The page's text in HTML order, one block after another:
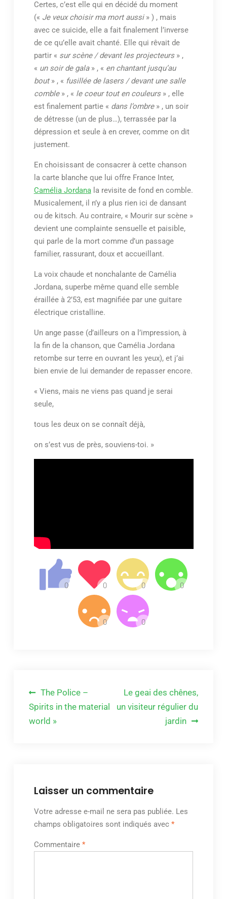
Certes, c’est elle qui en décidé du moment
(« Je veux choisir ma mort aussi» ) , mais
avec ce suicide, elle a fait finalement l’inverse
de ce qu’elle avait chanté. Elle qui rêvait de
partir « sur scène / devant les projecteurs» ,
« un soir de gala» , « en chantant jusqu’au
bout» , « fusillée de lasers / devant une salle
comble» , « le coeur tout en couleurs» , elle
est finalement partie « dans l’ombre» , un soir
de détresse (un de plus…), terrassée par la
dépression et seule à en crever, comme on dit
justement.
En choisissant de consacrer à cette chanson
la carte blanche que lui offre France Inter,
Camélia Jordana la revisite de fond en comble.
Musicalement, il n’y a plus rien ici de dansant
ou de kitsch. Au contraire, « Mourir sur scène »
devient une complainte sensuelle et paisible,
qui parle de la mort comme d’un passage
familier, rassurant, doux et accueillant.
La voix chaude et nonchalante de Camélia
Jordana, superbe même quand elle semble
éraillée à 2’53, est magnifiée par une guitare
électrique cristalline.
Un ange passe (d’ailleurs on a l’impression, à
la fin de la chanson, que Camélia Jordana
retombe sur terre en ouvrant les yeux), et j’ai
bien envie de lui demander de repasser encore.
« Viens, mais ne viens pas quand je serai
seule,
tous les deux on se connaît déjà,
on s’est vus de près, souviens-toi. »
Navigation
de
l’article
The Police –
Spirits in the material
world »
Le geai des chênes,
un visiteur régulier du
jardin
Laisser un commentaire
Votre adresse e-mail ne sera pas publiée. Les
champs obligatoires sont indiqués avec *
Commentaire *